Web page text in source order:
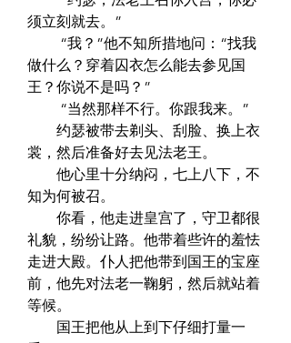
须立刻就去。”
“我？”他不知所措地问：“找我
做什么？穿着囚衣怎么能去参见国
王？你说不是吗？”
“当然那样不行。你跟我来。”
约瑟被带去剃头、刮脸、换上衣
裳，然后准备好去见法老王。
他心里十分纳闷，七上八下，不
知为何被召。
你看，他走进皇宫了，守卫都很
礼貌，纷纷让路。他带着些许的羞怯
走进大殿。仆人把他带到国王的宝座
前，他先对法老一鞠躬，然后就站着
等候。
国王把他从上到下仔细打量一